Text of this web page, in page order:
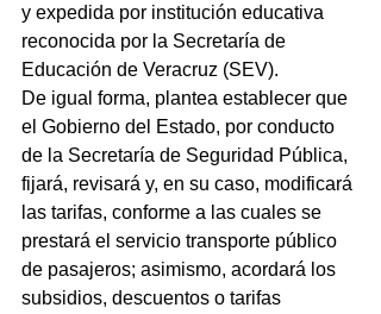
y expedida por institución educativa
reconocida por la Secretaría de
Educación de Veracruz (SEV).
De igual forma, plantea establecer que
el Gobierno del Estado, por conducto
de la Secretaría de Seguridad Pública,
fijará, revisará y, en su caso, modificará
las tarifas, conforme a las cuales se
prestará el servicio transporte público
de pasajeros; asimismo, acordará los
subsidios, descuentos o tarifas